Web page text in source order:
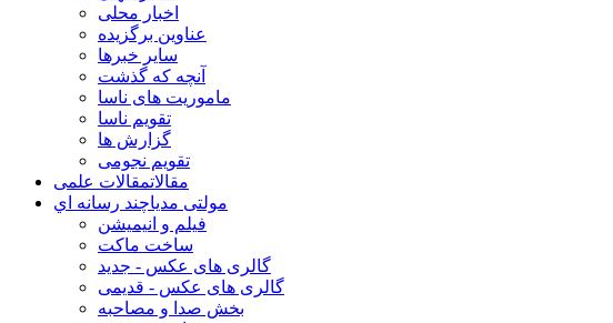
اخبار محلی
عناوین برگزیده
سایر خبرها
آنچه که گذشت
ماموریت های ناسا
تقویم ناسا
گزارش ها
تقویم نجومی
مقالاتمقالات علمی
مولتی مدیاچند رسانه اي
فیلم و انیمیشن
ساخت ماکت
گالری های عکس - جدید
گالری های عکس - قدیمی
بخش صدا و مصاحبه